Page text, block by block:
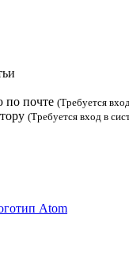
по почте (Требуется
(Требуется вход в